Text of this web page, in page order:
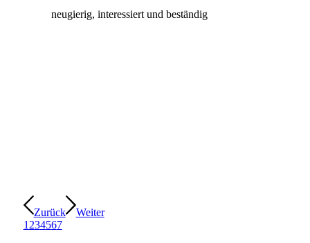
neugierig, interessiert und beständig
Zurück
Weiter
1 234567